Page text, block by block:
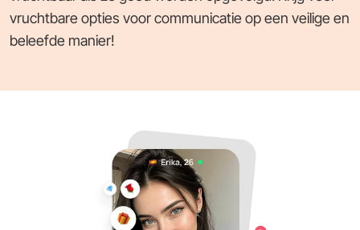
vruchtbare opties voor communicatie op een veilige en
beleefde manier!